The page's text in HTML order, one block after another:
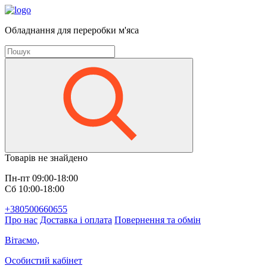
Обладнання для переробки м'яса
Товарів не знайдено
Пн-пт 09:00-18:00
Сб 10:00-18:00
+380500660655
Про нас Доставка і оплата Повернення та обмін
Вітаємо,
Особистий кабінет